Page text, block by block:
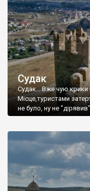
Судак
Судак... Вже чую
Місце,туристами
не було, ну не